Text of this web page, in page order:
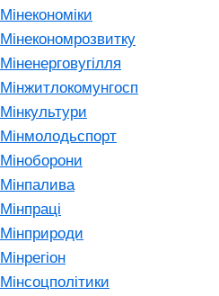
Мінекономіки
Мінекономрозвитку
Міненерговугілля
Мінжитлокомунгосп
Мінкультури
Мінмолодьспорт
Міноборони
Мінпалива
Мінпраці
Мінприроди
Мінрегіон
Мінсоцполітики